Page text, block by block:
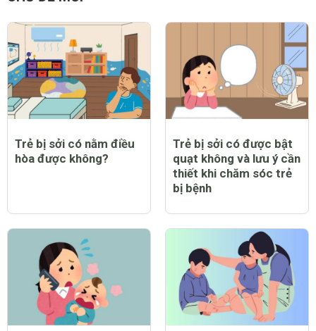
Trẻ bị sởi có nằm điều
hòa được không?
Trẻ bị sởi có được bật
quạt không và lưu ý cần
thiết khi chăm sóc trẻ
bị bệnh